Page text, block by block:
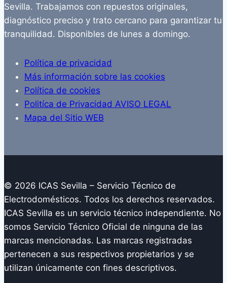
Sevilla. Trabajamos con repuestos originales,
diagnóstico preciso y trato cercano para garantizar tu
tranquilidad. Disponibles de lunes a domingo.
Política de privacidad
Más información sobre las cookies
Política de cookies
Politíca de Privacidad AVISO LEGAL
Mapa del Sitio WEB
© 2026 ICAS Sevilla – Servicio Técnico de
Electrodomésticos. Todos los derechos reservados.
ICAS Sevilla es un servicio técnico independiente. No
somos Servicio Técnico Oficial de ninguna de las
marcas mencionadas. Las marcas registradas
pertenecen a sus respectivos propietarios y se
utilizan únicamente con fines descriptivos.